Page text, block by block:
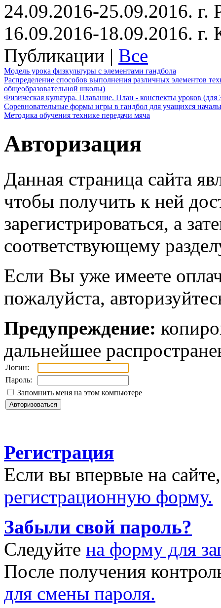
24.09.2016-25.09.2016. г.
16.09.2016-18.09.2016.
Публикации | Все
Модель урока физкультуры с элементами гандбола
Распределение способов выполнения различных элементов
общеобразовательной школы)
Физическая культура. Плавание. План - конспекты уроков (для
Соревновательные формы игры в гандбол для учащихся
Методика обучения технике передачи мяча
Авторизация
Данная страница сайта
чтобы получить к ней
зарегистрироваться, а
соответствующему
Если Вы уже имеете
пожалуйста,
Предупреждение:
дальнейшее
Логин:
Пароль:
Запомнить меня на этом компьютере
Регистрация
Если вы впервые на
регистрационную форму.
Забыли свой пароль?
Следуйте на форму для
После получения
для смены пароля.